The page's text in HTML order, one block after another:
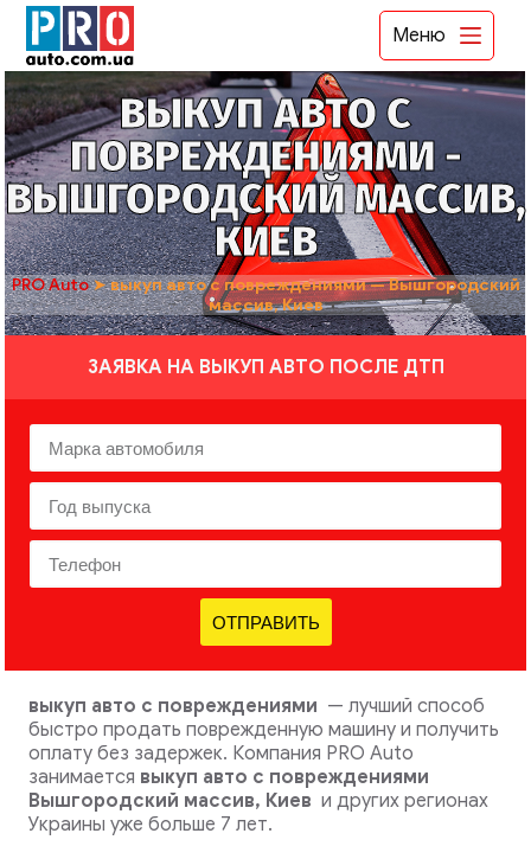
Меню
ВЫКУП АВТО С
ПОВРЕЖДЕНИЯМИ -
ВЫШГОРОДСКИЙ МАССИВ,
КИЕВ
PRO Auto➤выкуп авто с повреждениями — Вышгородский
массив, Киев
ЗАЯВКА НА ВЫКУП АВТО ПОСЛЕ ДТП
ОТПРАВИТЬ
выкуп авто с повреждениями — лучший способ
быстро продать поврежденную машину и получить
оплату без задержек. Компания PRO Auto
занимается выкуп авто с повреждениями
Вышгородский массив, Киев и других регионах
Украины уже больше 7 лет.